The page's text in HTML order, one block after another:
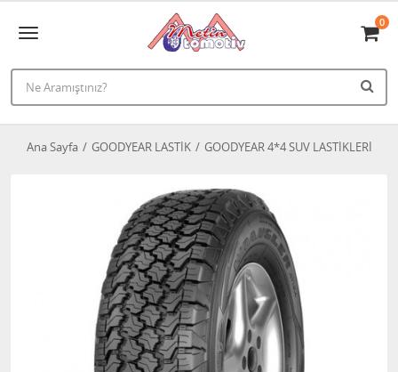
0
Ana Sayfa GOODYEAR LASTİK GOODYEAR 4*4 SUV LASTİKLERİ